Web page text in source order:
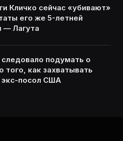
Кличко сейчас «убивают»
его же 5-летней
— Лагута
следовало подумать о
того, как захватывать
посол США